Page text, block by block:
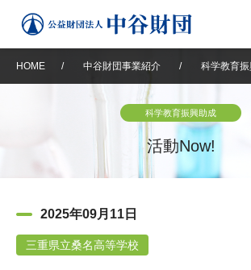
中谷財団について
設立趣意書
中谷財団事業紹介中谷財団動画紹介
HOME / 中谷財団事業紹介 / 科学教育
科学教育振興助成
活動Now!
2025年09月11日
三重県立桑名高等学校